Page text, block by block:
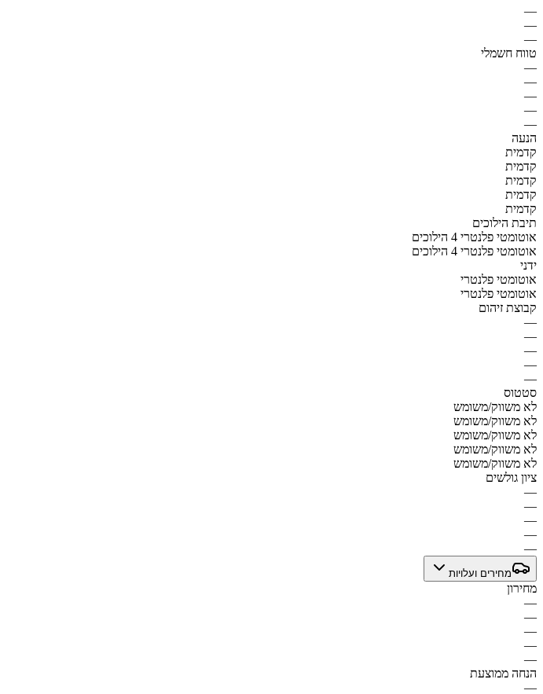
—
—
—
טווח חשמלי
—
—
—
—
—
הנעה
קדמית
קדמית
קדמית
קדמית
קדמית
תיבת הילוכים
אוטומטי פלנטרי 4 הילוכים
אוטומטי פלנטרי 4 הילוכים
ידני
אוטומטי פלנטרי
אוטומטי פלנטרי
קבוצת זיהום
—
—
—
—
—
סטטוס
לא משווק/משומש
לא משווק/משומש
לא משווק/משומש
לא משווק/משומש
לא משווק/משומש
ציון גולשים
—
—
—
—
—
מחירים ועלויות
מחירון
—
—
—
—
—
הנחה ממוצעת
—